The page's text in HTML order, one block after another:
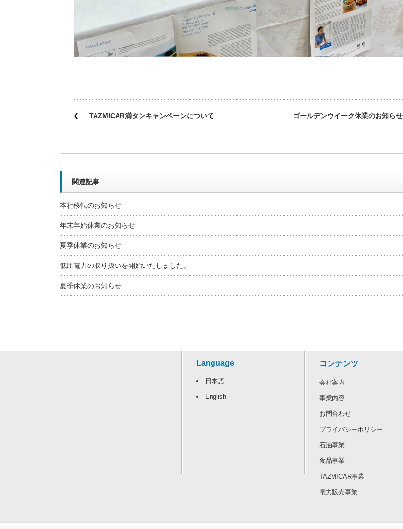
TAZMICAR満タンキャンペーンについて ゴールデンウイーク休業のお知らせ
関連記事
本社移転のお知らせ
年末年始休業のお知らせ
夏季休業のお知らせ
低圧電力の取り扱いを開始いたしました。
夏季休業のお知らせ
Language
日本語
English
コンテンツ
会社案内
事業内容
お問合わせ
プライバシーポリシー
石油事業
食品事業
TAZMICAR事業
電力販売事業